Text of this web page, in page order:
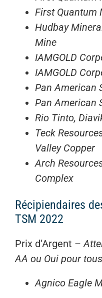
First Quantum
Hudbay
Mine
IAMGOLD
IAMGOLD
Pan American
Pan American
Rio Tinto,
Teck
Valley Copper
Arch
Complex
Récipiendaires
TSM 2022
Prix d’Argent –
AA ou Oui pour
Agnico Eagle